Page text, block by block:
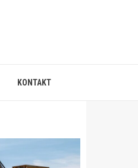
KONTAKT